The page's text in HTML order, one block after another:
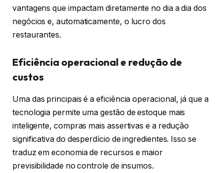
vantagens que impactam diretamente no dia a dia dos
negócios e, automaticamente, o lucro dos
restaurantes.
Eficiência operacional e redução de
custos
Uma das principais é a eficiência operacional, já que a
tecnologia permite uma gestão de estoque mais
inteligente, compras mais assertivas e a redução
significativa do desperdício de ingredientes. Isso se
traduz em economia de recursos e maior
previsibilidade no controle de insumos.